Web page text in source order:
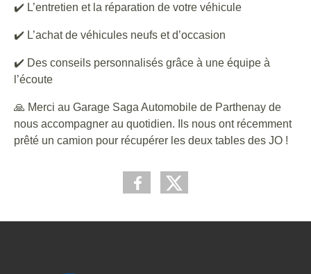
✔️ L’entretien et la réparation de votre véhicule
✔️ L’achat de véhicules neufs et d’occasion
✔️ Des conseils personnalisés grâce à une équipe à
l’écoute
🙏 Merci au Garage Saga Automobile de Parthenay de
nous accompagner au quotidien. Ils nous ont récemment
prêté un camion pour récupérer les deux tables des JO !